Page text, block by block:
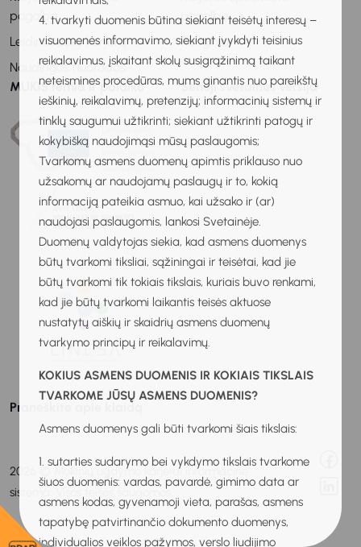
4. tvarkyti duomenis būtina siekiant teisėtų interesų –
visuomenės informavimo, siekiant įvykdyti teisinius
reikalavimus, įskaitant skolų susigrąžinimą taikant
neteismines procedūras, mums ginantis nuo pareikštų
ieškinių, reikalavimų, pretenzijų; informacinių sistemų ir
tinklų saugumui užtikrinti; siekiant užtikrinti patogų ir
kokybišką naudojimąsi mūsų paslaugomis;
Tvarkomų asmens duomenų apimtis priklauso nuo
užsakomų ar naudojamų paslaugų ir to, kokią
informaciją pateikia asmuo, kai užsako ir (ar)
naudojasi paslaugomis, lankosi Svetainėje.
Duomenų valdytojas siekia, kad asmens duomenys
būtų tvarkomi tiksliai, sąžiningai ir teisėtai, kad jie
būtų tvarkomi tik tokiais tikslais, kuriais buvo renkami,
kad jie būtų tvarkomi laikantis teisės aktuose
nustatytų aiškių ir skaidrių asmens duomenų
tvarkymo principų ir reikalavimų.
KOKIUS ASMENS DUOMENIS IR KOKIAIS TIKSLAIS
TVARKOME JŪSŲ ASMENS DUOMENIS?
Asmens duomenys gali būti tvarkomi šiais tikslais:
1. sutarties sudarymo bei vykdymo tikslais tvarkome
šiuos duomenis: vardas, pavardė, gimimo data ar
asmens kodas, gyvenamoji vieta, parašas, asmens
tapatybę patvirtinančio dokumento duomenys,
individualios veiklos pažymos, verslo liudijimo
pagalba
Leidiniai apie karjerą
Naudingos nuorodos
pagalba
Renginiai
MUKIS remia ir palaiko Senoji svetainės versija
Praneškite apie klaidą
2026 © Mokinių ugdymo karjerai informacinė
sistema. Visos teisės saugomos.